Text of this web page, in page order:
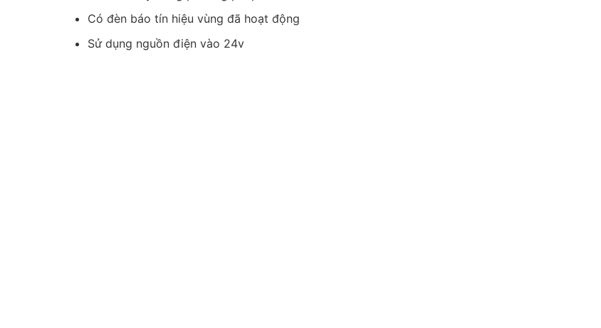
Có đèn báo tín hiệu vùng đã hoạt động
Sử dụng nguồn điện vào 24v